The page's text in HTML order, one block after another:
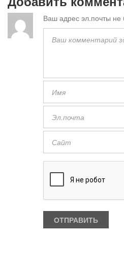
Ваш адрес эл.почты не